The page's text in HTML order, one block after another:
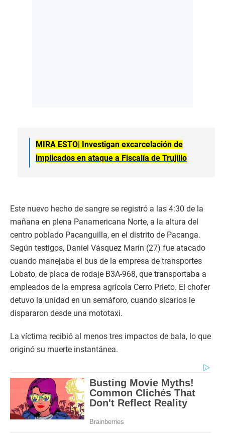
MIRA ESTO|
Investigan excarcelación de
implicados en ataque a Fiscalía de Trujillo
Este nuevo hecho de sangre se registró a las 4:30 de la
mañana en plena Panamericana Norte, a la altura del
centro poblado Pacanguilla, en el distrito de Pacanga.
Según testigos, Daniel Vásquez Marín (27) fue atacado
cuando manejaba el bus de la empresa de transportes
Lobato, de placa de rodaje B3A-968, que transportaba a
empleados de la empresa agrícola Cerro Prieto. El chofer
detuvo la unidad en un semáforo, cuando sicarios le
dispararon desde una mototaxi.
La víctima recibió al menos tres impactos de bala, lo que
originó su muerte instantánea.